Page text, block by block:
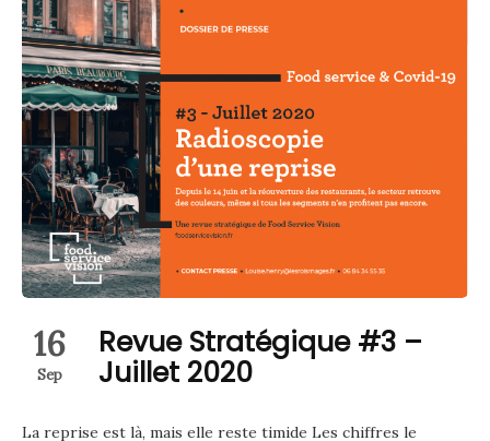
16
Sep
Revue Stratégique #3 –
Juillet 2020
La reprise est là, mais elle reste timide Les chiffres le